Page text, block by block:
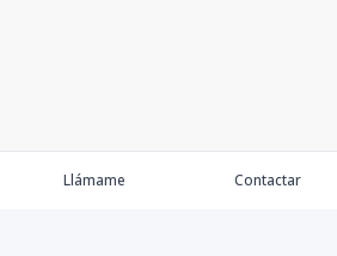
Llámame Contactar